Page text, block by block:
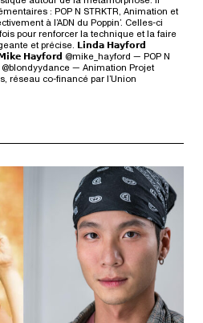
: POP N STRKTR, Animation et
à l’ADN du Poppin’. Celles-ci
pour renforcer la technique et la faire
et précise. 𝗟𝗶𝗻𝗱𝗮 𝗛𝗮𝘆𝗳𝗼𝗿𝗱
𝗛𝗮𝘆𝗳𝗼𝗿𝗱 @mike_hayford — POP N
— Animation Projet
réseau co-financé par l’Union